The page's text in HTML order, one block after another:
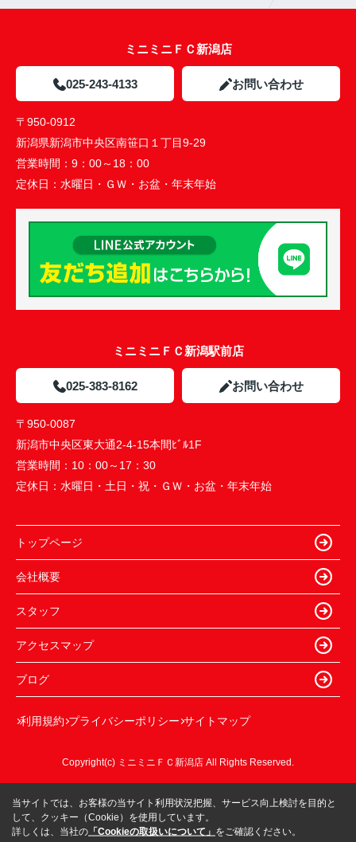
ミニミニＦＣ新潟店
025-243-4133 お問い合わせ
〒950-0912
新潟県新潟市中央区南笹口１丁目9-29
営業時間： 9：00～18：00
定休日： 水曜日・ＧＷ・お盆・年末年始
ミニミニＦＣ新潟駅前店
025-383-8162 お問い合わせ
〒950-0087
新潟市中央区東大通2-4-15本間ﾋﾞﾙ1F
営業時間： 10：00～17：30
定休日： 水曜日・土日・祝・ＧＷ・お盆・年末年始
トップページ
会社概要
スタッフ
アクセスマップ
ブログ
利用規約 プライバシーポリシー サイトマップ
Copyright(c) ミニミニＦＣ新潟店 All Rights Reserved.
当サイトでは、お客様の当サイト利用状況把握、サービス向上検討を目的と
して、クッキー（Cookie）を使用しています。
詳しくは、当社の 「Cookieの取扱いについて」 をご確認ください。